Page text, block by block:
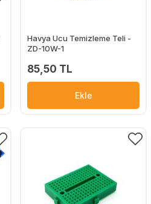
Havya Ucu Temizleme Teli -
ZD-10W-1
85,50 TL
Ekle